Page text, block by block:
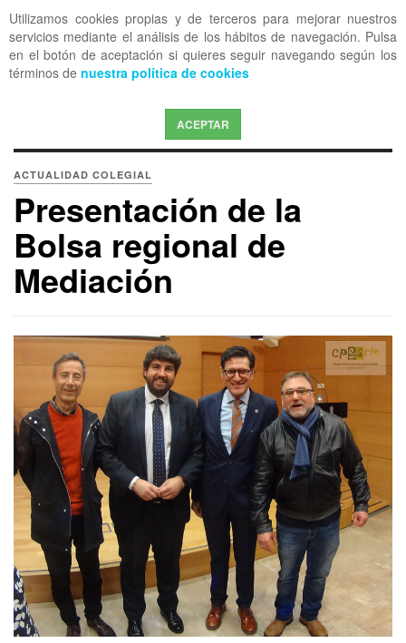
Utilizamos cookies propias y de terceros para mejorar nuestros
servicios mediante el análisis de los hábitos de navegación. Pulsa
en el botón de aceptación si quieres seguir navegando según los
términos de nuestra política de cookies
ACEPTAR
OFF CANVAS
ACTUALIDAD COLEGIAL
Presentación de la
Bolsa regional de
Mediación